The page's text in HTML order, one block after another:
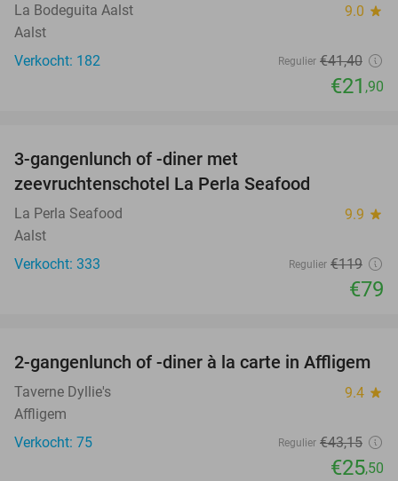
La Bodeguita Aalst 9.0 star
Aalst
Verkocht: 182
Regulier €41,40
€21 ,90
3-gangenlunch of -diner met
zeevruchtenschotel La Perla Seafood
La Perla Seafood 9.9 star
Aalst
Verkocht: 333
Regulier €119
€79
41%
2-gangenlunch of -diner à la carte in Affligem
Taverne Dyllie's 9.4 star
Affligem
Verkocht: 75
Regulier €43,15
€25,50